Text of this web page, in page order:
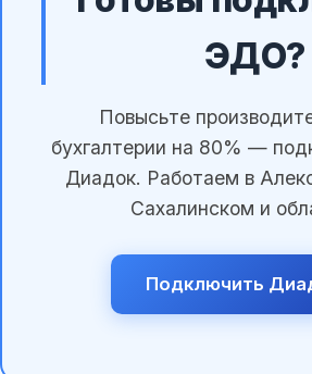
ЭДО?
Повысьте
бухгалтерии на 80% —
Диадок. Работаем в
Сахалинском и
Подключить